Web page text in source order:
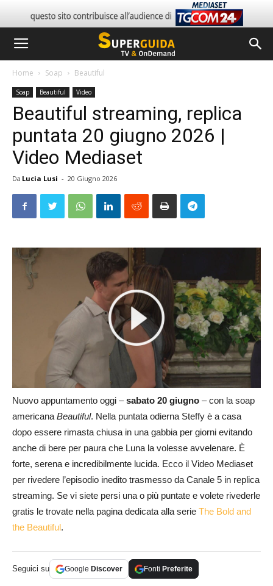
Home Soap Beautiful
Soap Beautiful Video
Beautiful streaming, replica
puntata 20 giugno 2026 |
Video Mediaset
Da Lucia Lusi - 20 Giugno 2026
Nuovo appuntamento oggi –sabato 20 giugno – con la soap
americanaBeautiful. Nella puntata odierna Steffy è a casa
dopo essere rimasta chiusa in una gabbia per giorni evitando
anche di bere per paura che Luna la volesse avvelenare. È
forte, serena e incredibilmente lucida. Ecco il Video Mediaset
per rivedere l’episodio inedito trasmesso da Canale 5 in replica
streaming. Se vi siete persi una o più puntate e volete rivederle
gratis le trovate nella pagina dedicata alla serie The Bold and
the Beautiful .
Seguici su Google Discover Fonti Preferite